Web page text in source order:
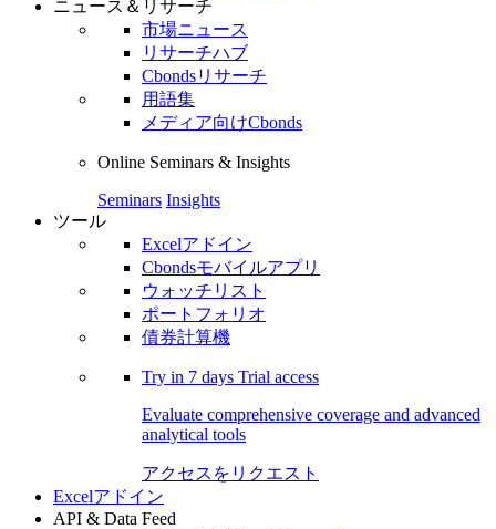
ニュース＆リサーチ
市場ニュース
リサーチハブ
Cbondsリサーチ
用語集
メディア向けCbonds
Online Seminars & Insights
Seminars Insights
ツール
Excelアドイン
Cbondsモバイルアプリ
ウォッチリスト
ポートフォリオ
債券計算機
Try in 7 days Trial access
Evaluate comprehensive coverage and advanced
analytical tools
アクセスをリクエスト
Excelアドイン
API & Data Feed